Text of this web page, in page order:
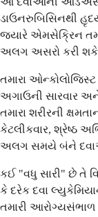
ડાઉનરુબિસિનથી
જ્યારે એમસેક્રિન
અલગ અસરો કરી
તમારા ઓન્કોલોજિસ્ટ
અગાઉની સારવાર અને
તમારા શરીરની
કેટલીકવાર, શ્રેષ્ઠ
અલગ સમયે બંને
કઈ "વધુ સારી" છે તે
કે દરેક દવા
તમારી આરોગ્યસંભાળ